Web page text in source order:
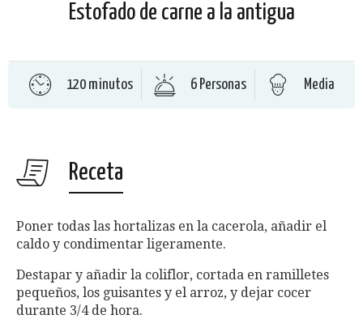
Estofado de carne a la antigua
120 minutos 6 Personas Media
Receta
Poner todas las hortalizas en la cacerola, añadir el
caldo y condimentar ligeramente.
Destapar y añadir la coliflor, cortada en ramilletes
pequeños, los guisantes y el arroz, y dejar cocer
durante 3/4 de hora.